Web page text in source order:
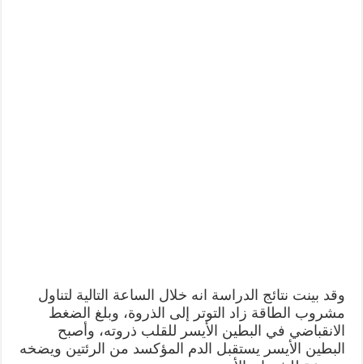
وقد بينت نتائج الدراسة انه خلال الساعة التالية لتناول
مشروب الطاقة زاد التوتر إلى الذروة، وبلغ الضغط
الانقباضي في البطين الأيسر للقلب ذروته، وأصبح
البطين الأيسر يستقبل الدم المؤكسد من الرئتين ويضخه